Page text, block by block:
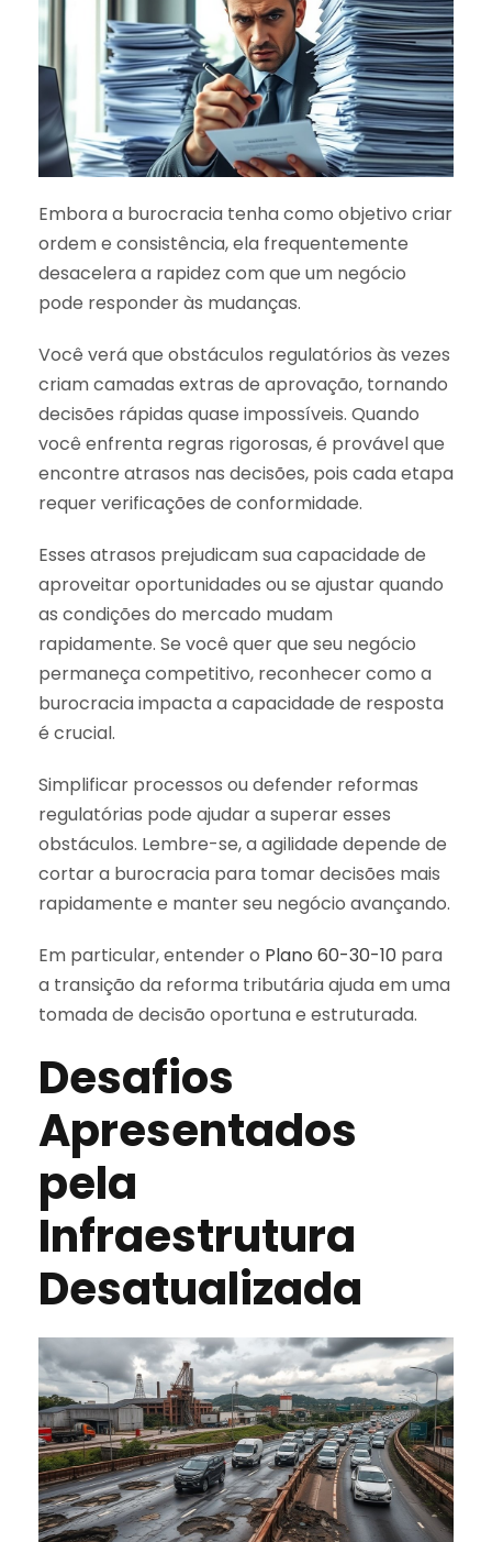
Embora a burocracia tenha como objetivo criar
ordem e consistência, ela frequentemente
desacelera a rapidez com que um negócio
pode responder às mudanças.
Você verá que obstáculos regulatórios às vezes
criam camadas extras de aprovação, tornando
decisões rápidas quase impossíveis. Quando
você enfrenta regras rigorosas, é provável que
encontre atrasos nas decisões, pois cada etapa
requer verificações de conformidade.
Esses atrasos prejudicam sua capacidade de
aproveitar oportunidades ou se ajustar quando
as condições do mercado mudam
rapidamente. Se você quer que seu negócio
permaneça competitivo, reconhecer como a
burocracia impacta a capacidade de resposta
é crucial.
Simplificar processos ou defender reformas
regulatórias pode ajudar a superar esses
obstáculos. Lembre-se, a agilidade depende de
cortar a burocracia para tomar decisões mais
rapidamente e manter seu negócio avançando.
Em particular, entender o Plano 60-30-10 para
a transição da reforma tributária ajuda em uma
tomada de decisão oportuna e estruturada.
Desafios
Apresentados
pela
Infraestrutura
Desatualizada